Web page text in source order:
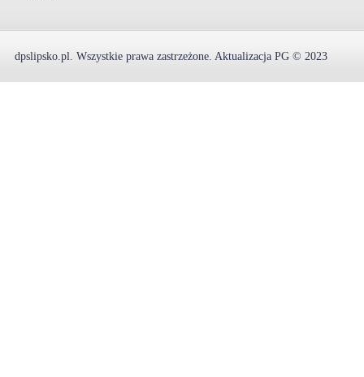
dpslipsko.pl. Wszystkie prawa zastrzeżone. Aktualizacja PG © 2023